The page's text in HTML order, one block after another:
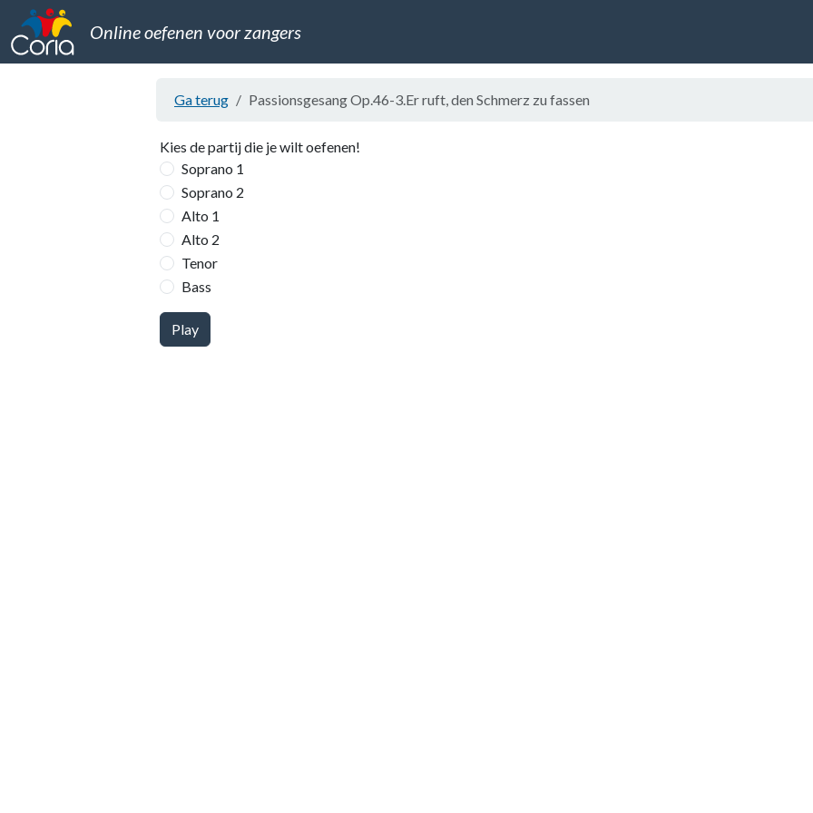
Online oefenen voor zangers
Ga terug Passionsgesang Op.46-3.Er ruft, den Schmerz zu fassen
Kies de partij die je wilt oefenen!
Soprano 1
Soprano 2
Alto 1
Alto 2
Tenor
Bass
Play